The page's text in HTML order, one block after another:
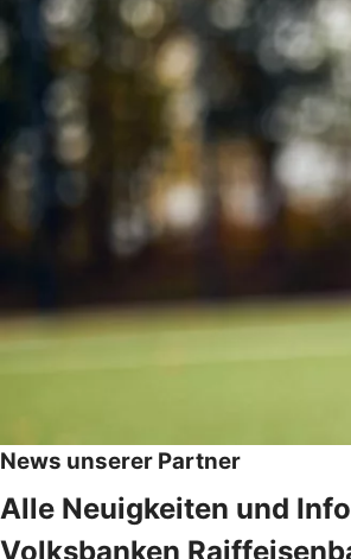
News unserer Partner
Alle Neuigkeiten und
Volksbanken